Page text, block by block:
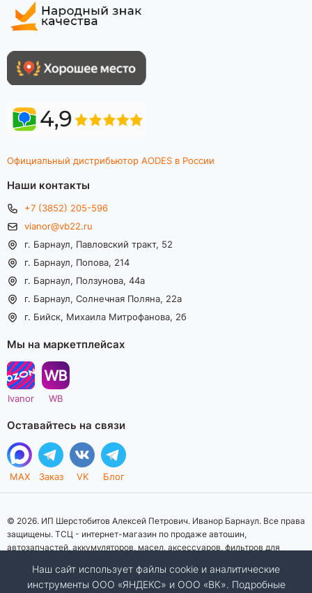
Официальный дистрибьютор AODES в России
Наши контакты
+7 (3852) 205-596
vianor@vb22.ru
г. Барнаул, Павловский тракт, 52
г. Барнаул, Попова, 214
г. Барнаул, Ползунова, 44а
г. Барнаул, Солнечная Поляна, 22а
г. Бийск, Михаила Митрофанова, 2б
Мы на маркетплейсах
Ivanor WB
Оставайтесь на связи
MAX Заказ VK Блог
© 2026. ИП Шерстобитов Алексей Петрович. Иванор Барнаул. Все права
защищены. ТСЦ - интернет-магазин по продаже автошин,
автозапчастей, аккумуляторов, масел, аксессуаров, фильтров для
информационный характер. Представленная информация о товарах, их
стоимости, характеристик, фото, наличия на складе ни при каких
Наш сайт использует файлы cookie и аналитические
инструменты ООО «ЯНДЕКС» и ООО «ВК». Подробные